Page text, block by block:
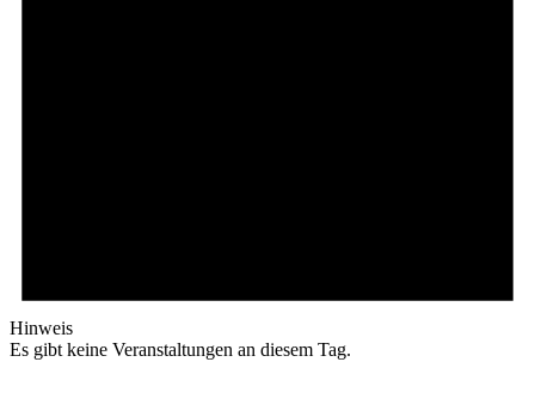
Hinweis
Es gibt keine Veranstaltungen an diesem Tag.